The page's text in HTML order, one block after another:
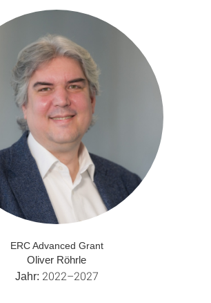
ERC Advanced Grant
Oliver Röhrle
Jahr: 2022–2027